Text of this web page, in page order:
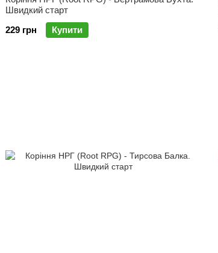
Швидкий старт
229 грн
Купити